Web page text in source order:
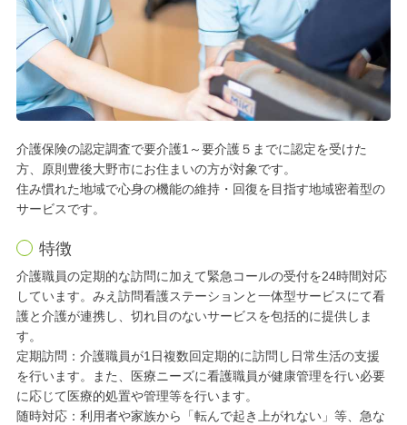
介護保険の認定調査で要介護1～要介護５までに認定を受けた
方、原則豊後大野市にお住まいの方が対象です。
住み慣れた地域で心身の機能の維持・回復を目指す地域密着型の
サービスです。
特徴
介護職員の定期的な訪問に加えて緊急コールの受付を24時間対応
しています。みえ訪問看護ステーションと一体型サービスにて看
護と介護が連携し、切れ目のないサービスを包括的に提供しま
す。
定期訪問：介護職員が1日複数回定期的に訪問し日常生活の支援
を行います。また、医療ニーズに看護職員が健康管理を行い必要
に応じて医療的処置や管理等を行います。
随時対応：利用者や家族から「転んで起き上がれない」等、急な